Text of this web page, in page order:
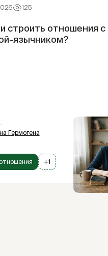
125
строить отношения с
язычником?
Гермогена
+1